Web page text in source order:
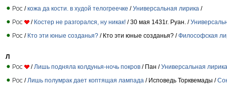
/кожа да кости. в худой телогреечке /Универсальная лирика /
/ Костер не разгорался, ну никак! / 30 мая 1431г. Руан. /
/ Кто эти юные созданья? / Кто эти юные созданья? /Философская
Л
/ Лишь подняла колдунья-ночь покров / Пан /Универсальная лирика
/ Лишь полумрак дает коптящая лампада / Исповедь Торквемады /